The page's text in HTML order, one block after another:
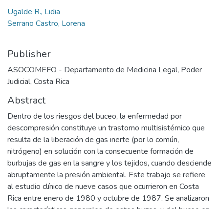
Ugalde R., Lidia
Serrano Castro, Lorena
Publisher
ASOCOMEFO - Departamento de Medicina Legal, Poder
Judicial, Costa Rica
Abstract
Dentro de los riesgos del buceo, la enfermedad por
descompresión constituye un trastorno multisistémico que
resulta de la liberación de gas inerte (por lo común,
nitrógeno) en solución con la consecuente formación de
burbujas de gas en la sangre y los tejidos, cuando desciende
abruptamente la presión ambiental. Este trabajo se refiere
al estudio clínico de nueve casos que ocurrieron en Costa
Rica entre enero de 1980 y octubre de 1987. Se analizaron